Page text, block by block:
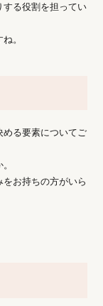
する役割を担ってい
。
める要素についてご
お持ちの方がいら